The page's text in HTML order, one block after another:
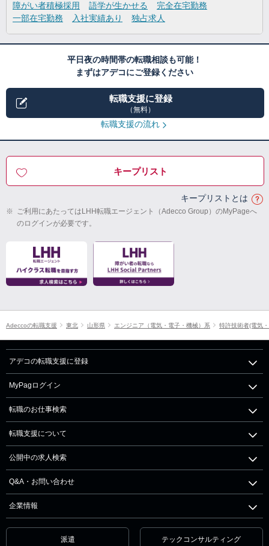
障がい者積極採用
語学が生かせる
完全在宅勤務
一部在宅勤務
入社実績あり 独占求人
平日夜の時間帯の転職相談も可能！
まずはアデコにご登録ください
転職支援に登録
（無料）
転職支援の流れ
キープリスト
キープリストとは
※ ご利用にあたってはLHH転職エージェント（Adecco Group）のMyPageへ
のログインが必要です。
Adeccoの転職支援 東北 山形県 エンジニア（電気・電子・機械）系 特許技術者(電気
アデコの転職支援に登録
MyPagログイン
転職のお仕事検索
転職支援について
公開中の求人検索
Q&A・お問い合わせ
企業情報
派遣 テックコンサルティング